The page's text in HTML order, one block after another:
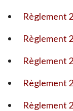
Règlement
Règlement
Règlement
Règlement
Règlement